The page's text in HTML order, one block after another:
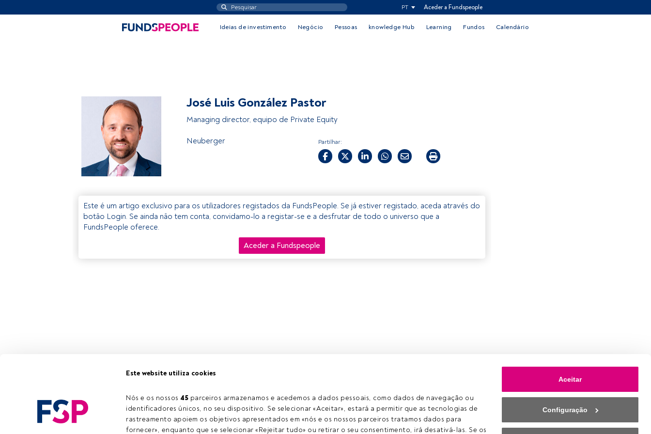
Este website utiliza cookies
Nós e os nossos 45 parceiros armazenamos e acedemos a dados pessoais, como dados de navegação ou
identificadores únicos, no seu dispositivo. Se selecionar «Aceitar», estará a permitir que as tecnologias de
rastreamento apoiem os objetivos apresentados em «nós e os nossos parceiros tratamos dados para
fornecer», enquanto que se selecionar «Rejeitar tudo» ou retirar o seu consentimento, irá desativá-las. Se os
Aceitar
Configuração
PT Aceder a Fundspeople
Ideias de investimento Negócio Pessoas knowledge Hub Learning Fundos Calendário
José Luis González Pastor
Managing director, equipo de Private Equity
Neuberger Partilhar:
Este é um artigo exclusivo para os utilizadores registados da FundsPeople. Se já estiver registado, aceda através do
botão Login. Se ainda não tem conta, convidamo-lo a registar-se e a desfrutar de todo o universo que a
FundsPeople oferece.
Aceder a Fundspeople